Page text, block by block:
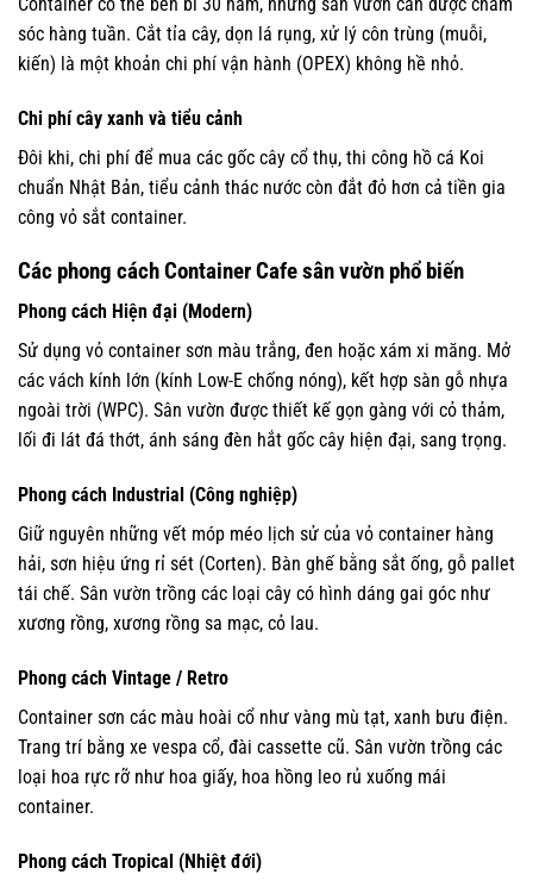
sóc hàng tuần. Cắt tỉa cây, dọn lá rụng, xử lý côn trùng (muỗi,
kiến) là một khoản chi phí vận hành (OPEX) không hề nhỏ.
Chi phí cây xanh và tiểu cảnh
Đôi khi, chi phí để mua các gốc cây cổ thụ, thi công hồ cá Koi
chuẩn Nhật Bản, tiểu cảnh thác nước còn đắt đỏ hơn cả tiền gia
công vỏ sắt container.
Các phong cách Container Cafe sân vườn phổ biến
Phong cách Hiện đại (Modern)
Sử dụng vỏ container sơn màu trắng, đen hoặc xám xi măng. Mở
các vách kính lớn (kính Low-E chống nóng), kết hợp sàn gỗ nhựa
ngoài trời (WPC). Sân vườn được thiết kế gọn gàng với cỏ thảm,
lối đi lát đá thớt, ánh sáng đèn hắt gốc cây hiện đại, sang trọng.
Phong cách Industrial (Công nghiệp)
Giữ nguyên những vết móp méo lịch sử của vỏ container hàng
hải, sơn hiệu ứng rỉ sét (Corten). Bàn ghế bằng sắt ống, gỗ pallet
tái chế. Sân vườn trồng các loại cây có hình dáng gai góc như
xương rồng, xương rồng sa mạc, cỏ lau.
Phong cách Vintage / Retro
Container sơn các màu hoài cổ như vàng mù tạt, xanh bưu điện.
Trang trí bằng xe vespa cổ, đài cassette cũ. Sân vườn trồng các
loại hoa rực rỡ như hoa giấy, hoa hồng leo rủ xuống mái
container.
Phong cách Tropical (Nhiệt đới)